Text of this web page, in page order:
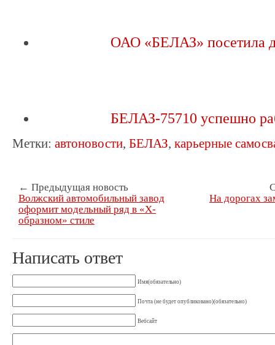
ОАО «БЕЛАЗ» посетила
БЕЛАЗ-75710 успешно
Метки: автоновости, БЕЛАЗ, карьерные
← Предыдущая новость
Волжский автомобильный завод
оформит модельный ряд в «Х-
образном» стиле
На дорогах
Написать ответ
Имя(обязательно)
Почта (не будет опубликовано)(обязательно)
Вебсайт